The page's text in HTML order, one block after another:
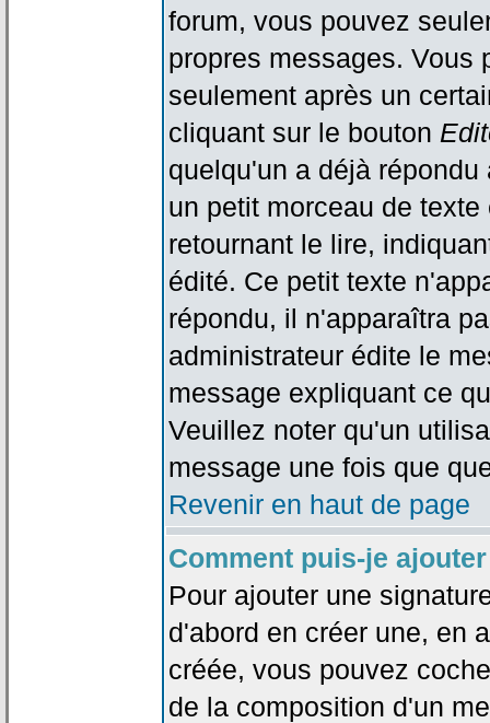
forum, vous pouvez
propres messages. Vous
seulement après un
cliquant sur le bouton
quelqu'un a déjà
un petit morceau de
retournant le lire,
édité. Ce petit texte
répondu, il n'apparaîtra
administrateur édite le
message expliquant ce
Veuillez noter qu'un
message une fois que
Revenir en haut de page
Comment puis-je
Pour ajouter une
d'abord en créer une, en
créée, vous pouvez
de la composition d'un